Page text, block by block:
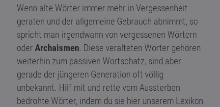
Wenn alte Wörter immer mehr in Vergessenheit
geraten und der allgemeine Gebrauch abnimmt, so
spricht man irgendwann von vergessenen Wörtern
oderArchaismen. Diese veralteten Wörter gehören
weiterhin zum passiven Wortschatz, sind aber
gerade der jüngeren Generation oft völlig
unbekannt. Hilf mit und rette vom Aussterben
bedrohte Wörter, indem du sie hier unserem Lexikon